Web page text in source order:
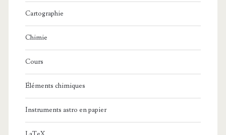
Cartographie
Chimie
Cours
Éléments chimiques
Instruments astro en papier